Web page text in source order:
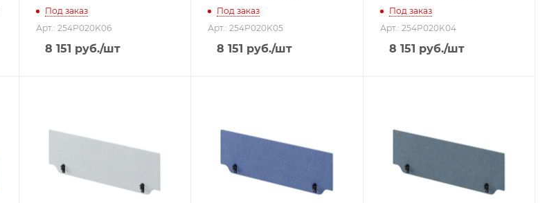
Под заказ
Арт.: 254P020K06
8 151 руб./шт
Под заказ
Арт.: 254P020K05
8 151 руб./шт
Под заказ
Арт.: 254P020K04
8 151 руб./шт